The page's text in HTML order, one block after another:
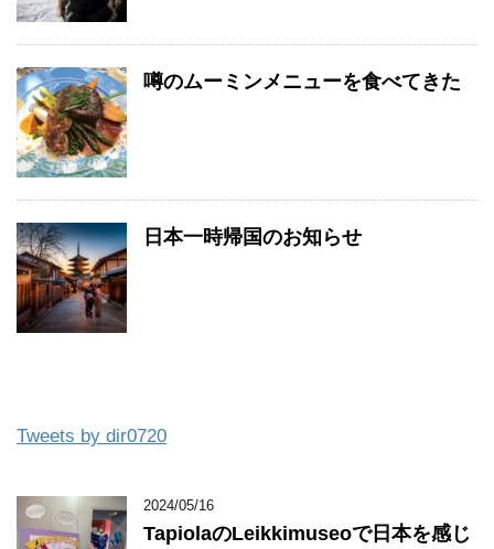
噂のムーミンメニューを食べてきた
日本一時帰国のお知らせ
Tweets by dir0720
2024/05/16
TapiolaのLeikkimuseoで日本を感じ